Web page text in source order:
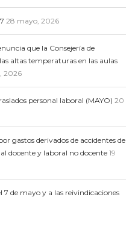
28 mayo, 2026
que la Consejería de
altas temperaturas en las aulas
2026
personal laboral (MAYO) 20
gastos derivados de accidentes de
docente y laboral no docente 19
7 de mayo y a las reivindicaciones